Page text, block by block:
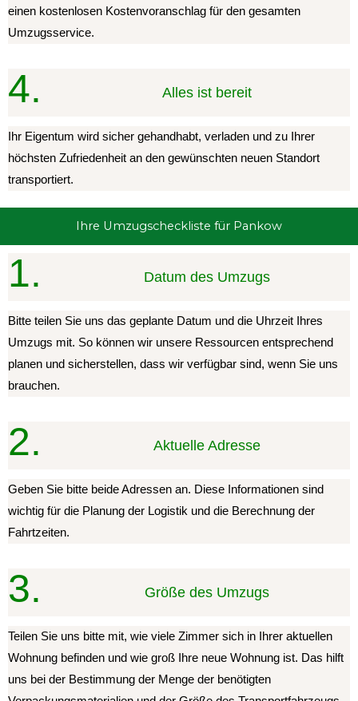
einen kostenlosen Kostenvoranschlag für den gesamten
Umzugsservice.
4. Alles ist bereit
Ihr Eigentum wird sicher gehandhabt, verladen und zu Ihrer
höchsten Zufriedenheit an den gewünschten neuen Standort
transportiert.
Ihre Umzugscheckliste für Pankow
1. Datum des Umzugs
Bitte teilen Sie uns das geplante Datum und die Uhrzeit Ihres
Umzugs mit. So können wir unsere Ressourcen entsprechend
planen und sicherstellen, dass wir verfügbar sind, wenn Sie uns
brauchen.
2. Aktuelle Adresse
Geben Sie bitte beide Adressen an. Diese Informationen sind
wichtig für die Planung der Logistik und die Berechnung der
Fahrtzeiten.
3. Größe des Umzugs
Teilen Sie uns bitte mit, wie viele Zimmer sich in Ihrer aktuellen
Wohnung befinden und wie groß Ihre neue Wohnung ist. Das hilft
uns bei der Bestimmung der Menge der benötigten